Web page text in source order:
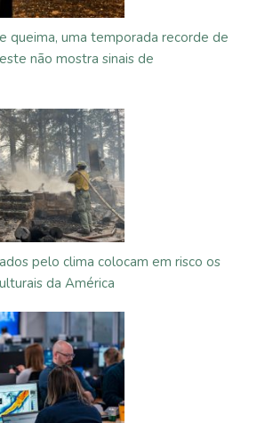
queima, uma temporada recorde de
não mostra sinais de
pelo clima colocam em risco os
da América